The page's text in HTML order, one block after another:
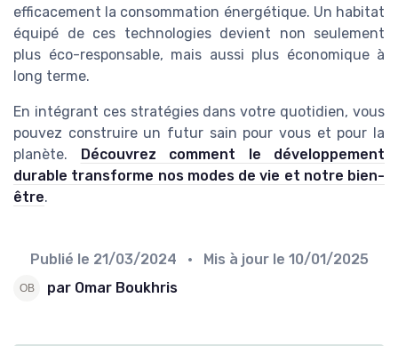
efficacement la consommation énergétique. Un habitat
équipé de ces technologies devient non seulement
plus éco-responsable, mais aussi plus économique à
long terme.
En intégrant ces stratégies dans votre quotidien, vous
pouvez construire un futur sain pour vous et pour la
planète. Découvrez comment le développement
durable transforme nos modes de vie et notre bien-
être.
Publié le 21/03/2024 • Mis à jour le 10/01/2025
par Omar Boukhris